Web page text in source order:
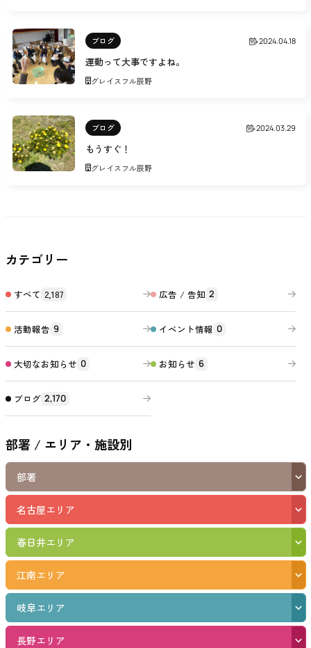
ブログ 2024.04.18
運動って大事ですよね。
グレイスフル辰野
ブログ 2024.03.29
もうすぐ！
グレイスフル辰野
カテゴリー
すべて 2,187 広告 / 告知 2
活動報告 9 イベント情報 0
大切なお知らせ 0 お知らせ 6
ブログ 2,170
部署 / エリア・施設別
部署
名古屋エリア
春日井エリア
江南エリア
岐阜エリア
長野エリア